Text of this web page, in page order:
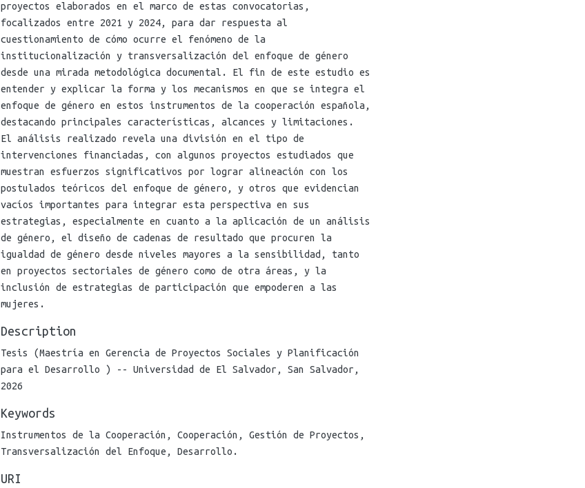
proyectos elaborados en el marco de estas convocatorias,
focalizados entre 2021 y 2024, para dar respuesta al
cuestionamiento de cómo ocurre el fenómeno de la
institucionalización y transversalización del enfoque de género
desde una mirada metodológica documental. El fin de este estudio es
entender y explicar la forma y los mecanismos en que se integra el
enfoque de género en estos instrumentos de la cooperación española,
destacando principales características, alcances y limitaciones.
El análisis realizado revela una división en el tipo de
intervenciones financiadas, con algunos proyectos estudiados que
muestran esfuerzos significativos por lograr alineación con los
postulados teóricos del enfoque de género, y otros que evidencian
vacíos importantes para integrar esta perspectiva en sus
estrategias, especialmente en cuanto a la aplicación de un análisis
de género, el diseño de cadenas de resultado que procuren la
igualdad de género desde niveles mayores a la sensibilidad, tanto
en proyectos sectoriales de género como de otra áreas, y la
inclusión de estrategias de participación que empoderen a las
mujeres.
Description
Tesis (Maestría en Gerencia de Proyectos Sociales y Planificación
para el Desarrollo ) -- Universidad de El Salvador, San Salvador,
2026
Keywords
Instrumentos de la Cooperación , Cooperación , Gestión de Proyectos ,
Transversalización del Enfoque , Desarrollo.
URI